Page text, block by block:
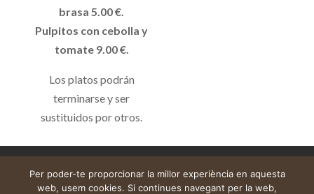
brasa 5.00 €.
Pulpitos con cebolla y
tomate 9.00 €.
Los platos podrán
terminarse y ser
sustituidos por otros.
Per poder-te proporcionar la millor experiència en aquesta
web, usem cookies. Si continues navegant per la web,